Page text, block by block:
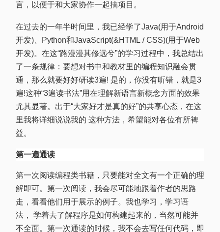
言，以便于和大家协作一起搞项目。
在过去的一年半时间里，我已经学了Java(用于Android
开发)、Python和JavaScript(&HTML / CSS)(用于Web
开发)。在这“路漫漫其修远兮”的学习过程中，我总结出
了一条规律：要想对书中和教材里的编程知识融会贯
通，那么就要好好研读3遍! 是的，你没有听错，就是3
遍!这种“3遍读书法”用在理解新语言新概念方面的效果
尤其显著。出于“大家好才是真的好”的共享心态，在这
里我将详细说说我的 这种方法，希望能对各位有所裨
益。
第一遍通读
第一次阅读编程类书籍，只要能对全文有一个正确的理
解即可。第一次阅读，我会尽可能地跟着作者的思路
走，看看他们用于展示的例子。我也学习，学习语
法， 学着去了解程序是如何构建起来的，当然可能并
不全面。第一次通读的时候，我不会去写任何代码，即